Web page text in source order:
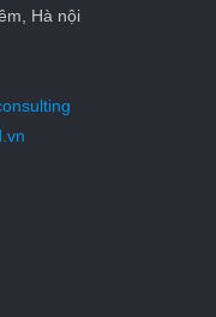
Hà nội